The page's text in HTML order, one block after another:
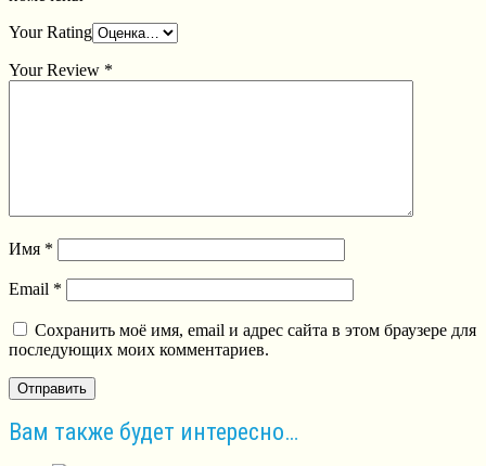
Your Rating
Your Review *
Имя *
Email *
Сохранить моё имя, email и адрес сайта в этом браузере для
последующих моих комментариев.
Вам также будет интересно…